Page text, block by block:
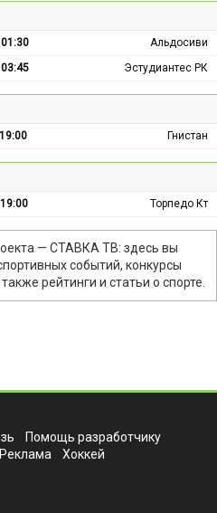
01:30
Альдосиви
03:45 Эстудиантес РК
19:00 Гнистан
19:00 Торпедо Кт
— СТАВКА ТВ: здесь вы
событий, конкурсы
также рейтинги и статьи о спорте.
Помощь разработчику
Реклама Хоккей